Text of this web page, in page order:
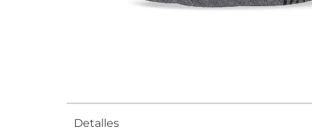
Detalles